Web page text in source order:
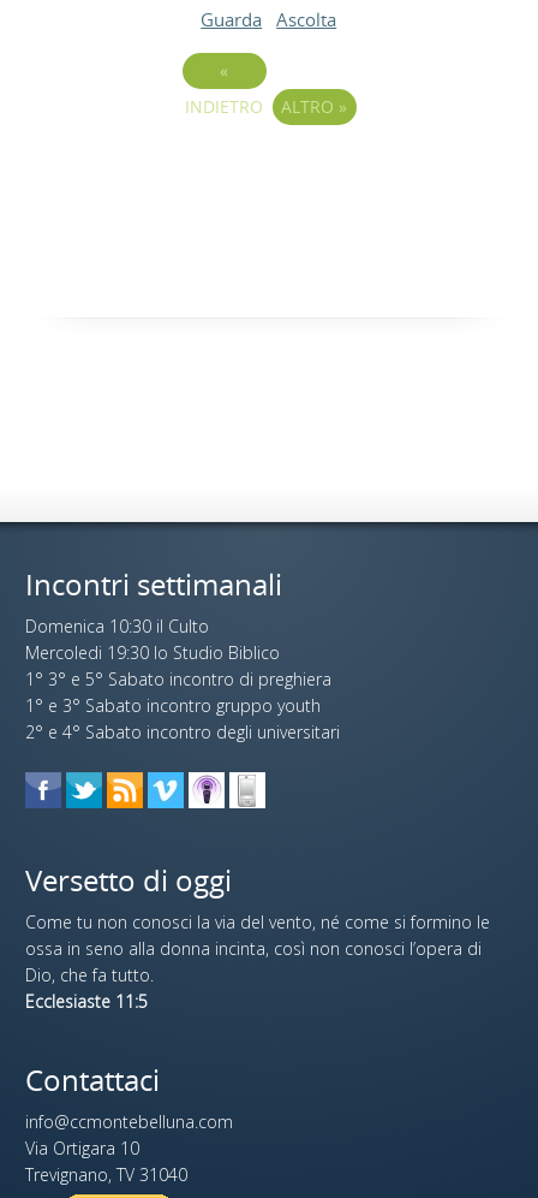
Guarda Ascolta
«
INDIETRO
ALTRO »
Incontri settimanali
Domenica 10:30 il Culto
Mercoledi 19:30 lo Studio Biblico
1° 3° e 5° Sabato incontro di preghiera
1° e 3° Sabato incontro gruppo youth
2° e 4° Sabato incontro degli universitari
Versetto di oggi
Come tu non conosci la via del vento, né come si formino le
ossa in seno alla donna incinta, così non conosci l’opera di
Dio, che fa tutto.
Ecclesiaste 11:5
Contattaci
info@ccmontebelluna.com
Via Ortigara 10
Trevignano, TV 31040